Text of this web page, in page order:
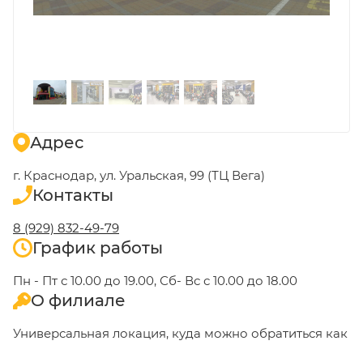
Адрес
г. Краснодар, ул. Уральская, 99 (ТЦ Вега)
Контакты
8 (929) 832-49-79
График работы
Пн - Пт с 10.00 до 19.00, Сб- Вс с 10.00 до 18.00
О филиале
Универсальная локация, куда можно обратиться как